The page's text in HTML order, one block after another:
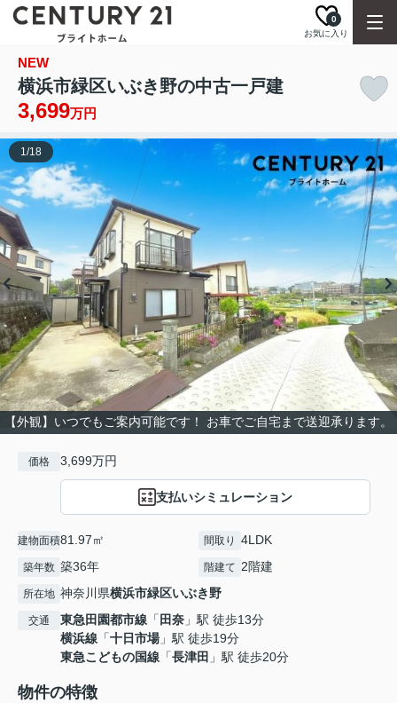
お気に入り
0
NEW
横浜市緑区いぶき野の中古一戸建
3,699万円
【外観】いつでもご案内可能です！ お車でご自宅まで送迎承ります。
1/18
価格 3,699万円
支払いシミュレーション
建物面積81.97㎡ 間取り 4LDK
築年数 築36年 階建て 2階建
所在地 神奈川県横浜市緑区いぶき野
交通 東急田園都市線 「 田奈 」駅 徒歩13分
横浜線 「十日市場」駅 徒歩19分
東急こどもの国線 「長津田 」駅 徒歩20分
物件の特徴